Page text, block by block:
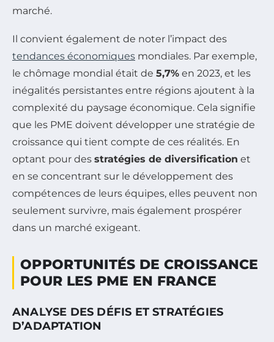
marché.
Il convient également de noter l’impact des
tendances économiques mondiales. Par exemple,
le chômage mondial était de 5,7% en 2023, et les
inégalités persistantes entre régions ajoutent à la
complexité du paysage économique. Cela signifie
que les PME doivent développer une stratégie de
croissance qui tient compte de ces réalités. En
optant pour des stratégies de diversification et
en se concentrant sur le développement des
compétences de leurs équipes, elles peuvent non
seulement survivre, mais également prospérer
dans un marché exigeant.
OPPORTUNITÉS DE CROISSANCE
POUR LES PME EN FRANCE
ANALYSE DES DÉFIS ET STRATÉGIES
D’ADAPTATION